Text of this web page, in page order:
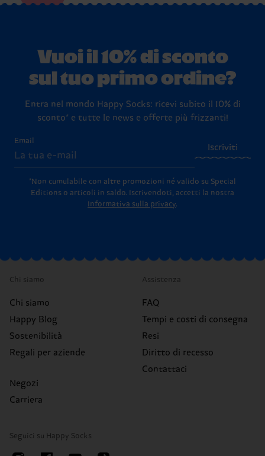
Vuoi il 10% di sconto
sul tuo primo ordine?
Entra nel mondo Happy Socks: ricevi subito il 10% di
sconto* e tutte le news e offerte più frizzanti!
Email
Iscriviti
*Non cumulabile con altre promozioni né valido su Special
Editions o articoli in saldo.
Iscrivendoti, accetti la nostra
Informativa sulla privacy.
Chi siamo
Chi siamo
Happy Blog
Sostenibilità
Regali per aziende
Negozi
Carriera
Assistenza
FAQ
Tempi e costi di consegna
Resi
Diritto di recesso
Contattaci
Seguici su Happy Socks